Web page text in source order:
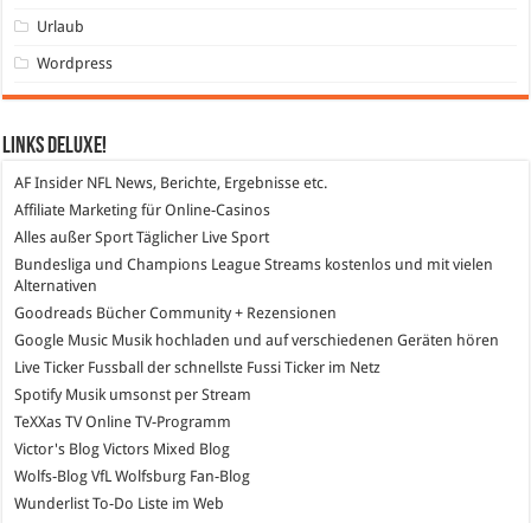
Urlaub
Wordpress
Links DeLuXe!
AF Insider NFL News, Berichte, Ergebnisse etc.
Affiliate Marketing für Online-Casinos
Alles außer SportTäglicher Live Sport
Bundesliga und Champions League Streams kostenlos und mit vielen
Alternativen
Goodreads Bücher Community + Rezensionen
Google Music Musik hochladen und auf verschiedenen Geräten hören
Live Ticker Fussball
der schnellste Fussi Ticker im Netz
SpotifyMusik umsonst per Stream
TeXXas TVOnline TV-Programm
Victor's Blog Victors Mixed Blog
Wolfs-Blog VfL Wolfsburg Fan-Blog
WunderlistTo-Do Liste im Web